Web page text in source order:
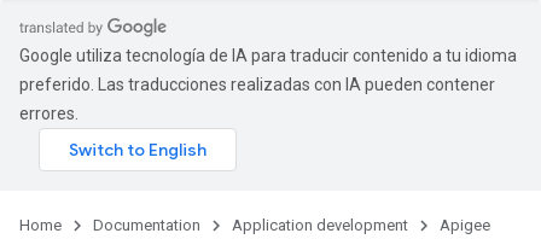
Google utiliza tecnología de IA para traducir contenido a tu idioma
preferido. Las traducciones realizadas con IA pueden contener
errores.
Home Documentation Application development
Apigee